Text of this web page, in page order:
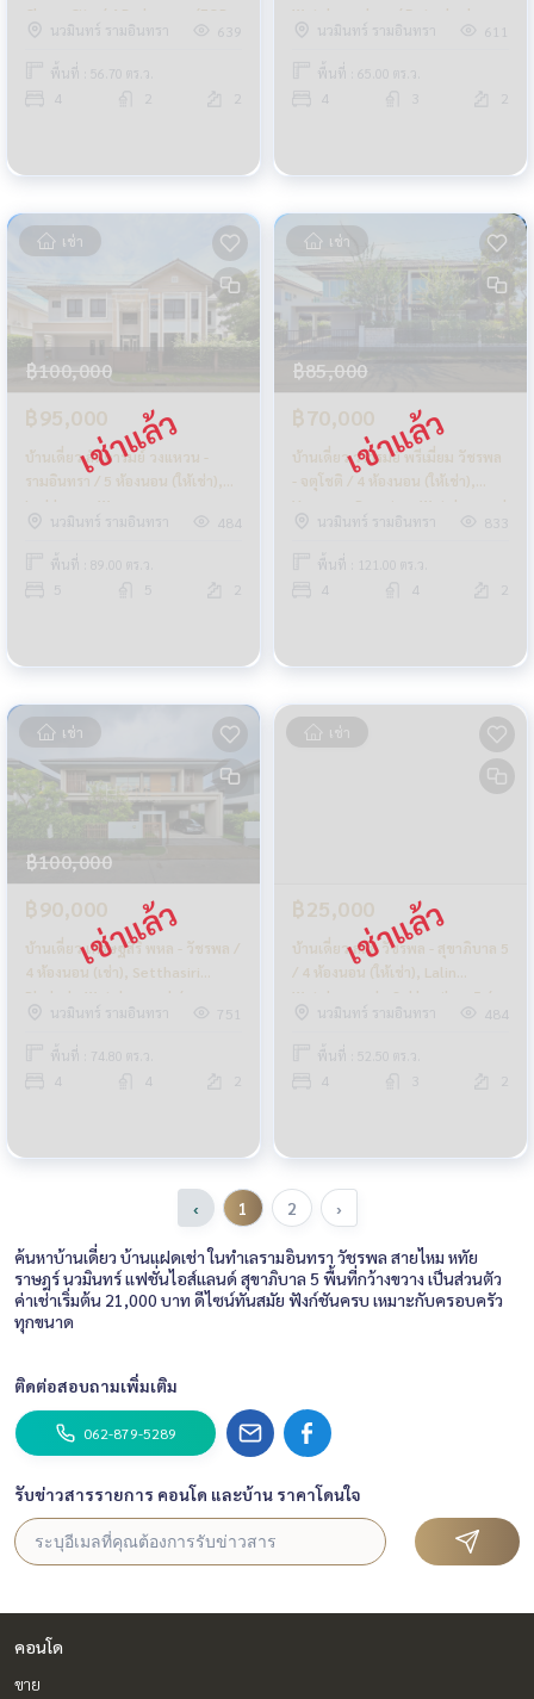
Chuen City / 4 Bedrooms (FOR
RENT) FEW156
นวมินทร์ รามอินทรา 639
พื้นที่ : 56.70 ตร.ว.
4
Watcharaphon / Detached
House 4 Bedrooms (FOR RENT)
FEW072
นวมินทร์ รามอินทรา 611
พื้นที่ : 65.00 ตร.ว.
4
เช่า
฿100,000
฿95,000
บ้านเดี่ยว ลัดดารมย์ วงแหวน -
รามอินทรา / 5 ห้องนอน (ให้เช่า),
Laddarom Wongwaen -
Ramintra / Detached House 5
Bedrooms (FOR RENT) TAN499
นวมินทร์ รามอินทรา 484
พื้นที่ : 89.00 ตร.ว.
5 5
เช่า
฿85,000
฿70,000
บ้านเดี่ยว วรารมย์ พรีเมี่ยม วัชรพล
- จตุโชติ / 4 ห้องนอน (ให้เช่า),
Vararom Premium Watcharapol
- Chatuchot / Detached House
4 Bedrooms (FOR RENT)
TAN546
นวมินทร์ รามอินทรา 833
พื้นที่ : 121.00 ตร.ว.
4 4
เช่า
฿100,000
฿90,000
บ้านเดี่ยว เศรษฐสิริ พหล - วัชรพล /
4 ห้องนอน (เช่า), Setthasiri
Phahol - Watcharapol /
Detached House 4 Bedrooms
(FOR RENT) TAN618
นวมินทร์ รามอินทรา 751
พื้นที่ : 74.80 ตร.ว.
4 4
เช่า
฿25,000
บ้านเดี่ยว ลลิล วัชรพล - สุขาภิบาล 5
/ 4 ห้องนอน (ให้เช่า), Lalin
Watcharapol - Sukhapiban 5 /
Detached House 4 Bedrooms
(FOR RENT) FEW070
นวมินทร์ รามอินทรา 484
พื้นที่ : 52.50 ตร.ว.
4
‹ 1 2 ›
ค้นหาบ้านเดี่ยว บ้านแฝดเช่า ในทำเลรามอินทรา วัชรพล สายไหม หทัย
ราษฎร์ นวมินทร์ แฟชั่นไอส์แลนด์ สุขาภิบาล 5 พื้นที่กว้างขวาง เป็นส่วนตัว
ค่าเช่าเริ่มต้น 21,000 บาท ดีไซน์ทันสมัย ฟังก์ชันครบ เหมาะกับครอบครัว
ทุกขนาด
ติดต่อสอบถามเพิ่มเติม
062-879-5289
รับข่าวสารรายการ คอนโด และบ้าน ราคาโดนใจ
คอนโด
ขาย